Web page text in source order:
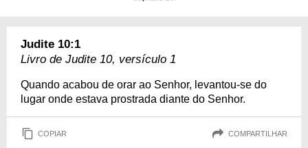
Judite 10:1
Livro de Judite 10, versículo 1
Quando acabou de orar ao Senhor, levantou-se do
lugar onde estava prostrada diante do Senhor.
COPIAR COMPARTILHAR